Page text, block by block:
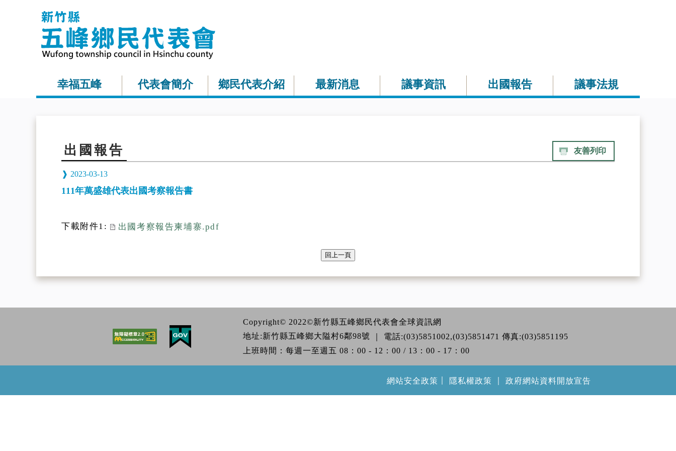
幸福五峰 代表會簡介 鄉民代表介紹 最新消息 議事資訊 出國報告 議事法規
出國報告 友善列印
2023-03-13
111年萬盛雄代表出國考察報告書
下載附件1: 出國考察報告柬埔寨.pdf
回上一頁
Copyright© 2022©新竹縣五峰鄉民代表會全球資訊網
地址:新竹縣五峰鄉大隘村6鄰98號
電話:(03)5851002,(03)5851471 傳真:(03)5851195
上班時間：每週一至週五 08：00 - 12：00 / 13：00 - 17：00
網站安全政策 隱私權政策 政府網站資料開放宣告